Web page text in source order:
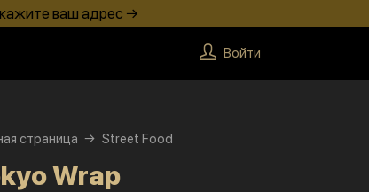
ваш адрес →
Войти
страница Street Food
Wrap